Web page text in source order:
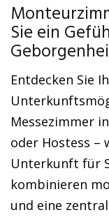
Sie ein
Entdecken Sie
Messezimmer
oder Hostess –
Unterkunft für
kombinieren
und eine